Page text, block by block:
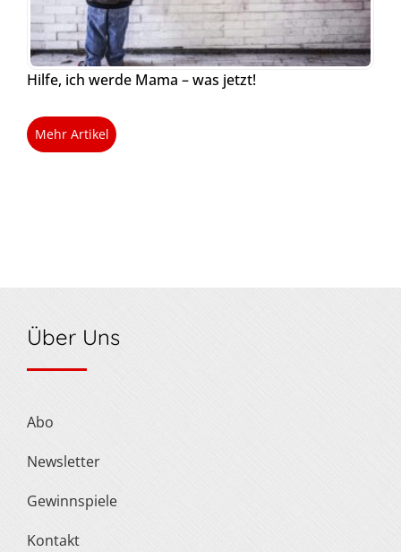
Hilfe, ich werde Mama – was jetzt!
Mehr Artikel
Über Uns
Abo
Newsletter
Gewinnspiele
Kontakt